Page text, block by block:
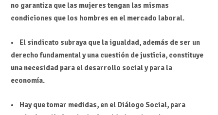
no garantiza que las mujeres tengan las mismas
condiciones que los hombres en el mercado laboral.
• El sindicato subraya que la igualdad, además de ser un
derecho fundamental y una cuestión de justicia, constituye
una necesidad para el desarrollo social y para la
economía.
• Hay que tomar medidas, en el Diálogo Social, para